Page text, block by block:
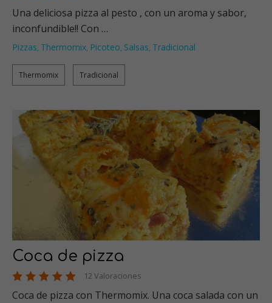
Una deliciosa pizza al pesto , con un aroma y sabor,
inconfundible!! Con …
Pizzas, Thermomix, Picoteo, Salsas, Tradicional
Thermomix Tradicional
Coca de pizza
12 Valoraciones
Coca de pizza con Thermomix. Una coca salada con un